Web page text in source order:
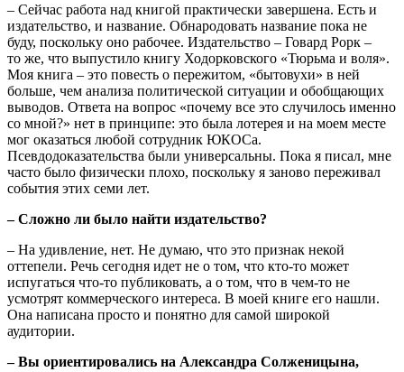
– Сейчас работа над книгой практически завершена. Есть и
издательство, и название. Обнародовать название пока не
буду, поскольку оно рабочее. Издательство – Говард Рорк –
то же, что выпустило книгу Ходорковского «Тюрьма и воля».
Моя книга – это повесть о пережитом, «бытовухи» в ней
больше, чем анализа политической ситуации и обобщающих
выводов. Ответа на вопрос «почему все это случилось именно
со мной?» нет в принципе: это была лотерея и на моем месте
мог оказаться любой сотрудник ЮКОСа.
Псевдодоказательства были универсальны. Пока я писал, мне
часто было физически плохо, поскольку я заново переживал
события этих семи лет.
– Сложно ли было найти издательство?
– На удивление, нет. Не думаю, что это признак некой
оттепели. Речь сегодня идет не о том, что кто-то может
испугаться что-то публиковать, а о том, что в чем-то не
усмотрят коммерческого интереса. В моей книге его нашли.
Она написана просто и понятно для самой широкой
аудитории.
– Вы ориентировались на Александра Солженицына,